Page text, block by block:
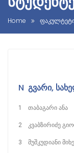
Home
N ᲒᲕᲐᲠᲘ,
1 თაბაგარი ანა
2 კვაბზირიძე
3 მუშკუდიანი